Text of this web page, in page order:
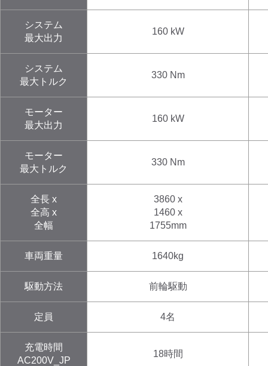
システム
最大出力
160 kW
システム
最大トルク
330 Nm
モーター
最大出力
160 kW
モーター
最大トルク
330 Nm
全長 x
全高 x
全幅
3860x
1460x
1755mm
車両重量 1640kg
駆動方法 前輪駆動
定員 4名
充電時間
AC200V_JP
18時間